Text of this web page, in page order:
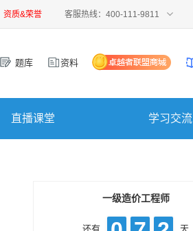
资质&荣誉 客服热线：400-111-9811
题库 资料
直播课堂 学习交流
一级造价工程师